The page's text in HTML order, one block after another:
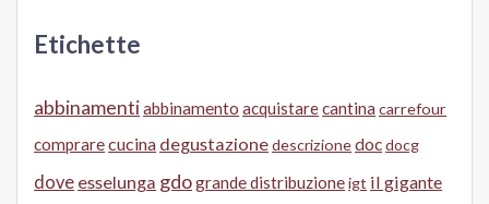
Etichette
abbinamentiabbinamento acquistarecantina carrefour
comprarecucina degustazionedescrizionedocdocg
dove esselunga gdogrande distribuzioneigt il gigante